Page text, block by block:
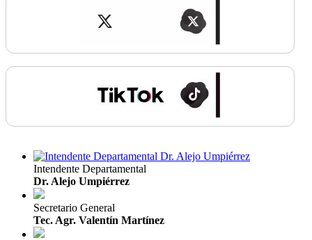
Intendente Departamental
Dr. Alejo Umpiérrez
Secretario General
Tec. Agr. Valentín Martínez